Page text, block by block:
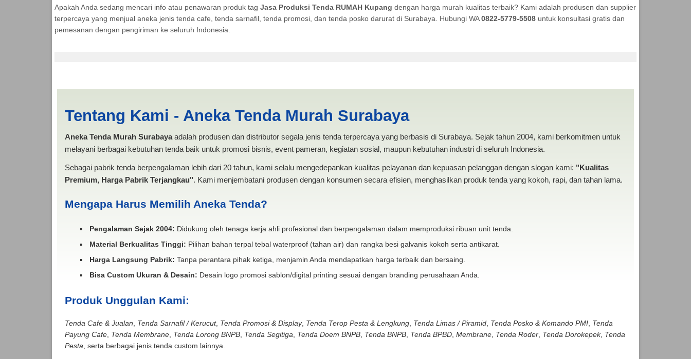
Apakah Anda sedang mencari info atau penawaran produk tag Jasa Produksi Tenda RUMAH Kupang dengan harga murah kualitas terbaik? Kami adalah produsen dan supplier
terpercaya yang menjual aneka jenis tenda cafe, tenda sarnafil, tenda promosi, dan tenda posko darurat di Surabaya. Hubungi WA0822-5779-5508untuk konsultasi gratis dan
pemesanan dengan pengiriman ke seluruh Indonesia.
Tentang Kami - Aneka Tenda Murah Surabaya
Aneka Tenda Murah Surabayaadalah produsen dan distributor segala jenis tenda terpercaya yang berbasis di Surabaya. Sejak tahun 2004, kami berkomitmen untuk
melayani berbagai kebutuhan tenda baik untuk promosi bisnis, event pameran, kegiatan sosial, maupun kebutuhan industri di seluruh Indonesia.
Sebagai pabrik tenda berpengalaman lebih dari 20 tahun, kami selalu mengedepankan kualitas pelayanan dan kepuasan pelanggan dengan slogan kami: "Kualitas
Premium, Harga Pabrik Terjangkau". Kami menjembatani produsen dengan konsumen secara efisien, menghasilkan produk tenda yang kokoh, rapi, dan tahan lama.
Mengapa Harus Memilih Aneka Tenda?
Pengalaman Sejak 2004: Didukung oleh tenaga kerja ahli profesional dan berpengalaman dalam memproduksi ribuan unit tenda.
Material Berkualitas Tinggi: Pilihan bahan terpal tebal waterproof (tahan air) dan rangka besi galvanis kokoh serta antikarat.
Harga Langsung Pabrik: Tanpa perantara pihak ketiga, menjamin Anda mendapatkan harga terbaik dan bersaing.
Bisa Custom Ukuran & Desain: Desain logo promosi sablon/digital printing sesuai dengan branding perusahaan Anda.
Produk Unggulan Kami:
Tenda Cafe & Jualan Tenda Sarnafil / Kerucut, Tenda Promosi & Display, Tenda Terop Pesta & Lengkung, Tenda Limas / Piramid, Tenda Posko & Komando PMI, Tenda
Payung Cafe, Tenda Membrane, Tenda Lorong BNPB, Tenda Segitiga Tenda Doem BNPB, Tenda BNPB, Tenda BPBD, Membrane, Tenda Roder, Tenda Dorokepek, Tenda
Pesta , serta berbagai jenis tenda custom lainnya.